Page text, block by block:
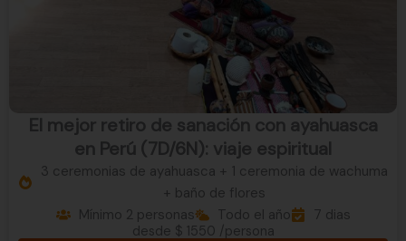
El mejor retiro de sanación con ayahuasca
en Perú (7D/6N): viaje espiritual
3 ceremonias de ayahuasca + 1 ceremonia de wachuma
+ baño de flores
Mínimo 2 personas
Todo el año 7 dias
desde $ 1550 /persona